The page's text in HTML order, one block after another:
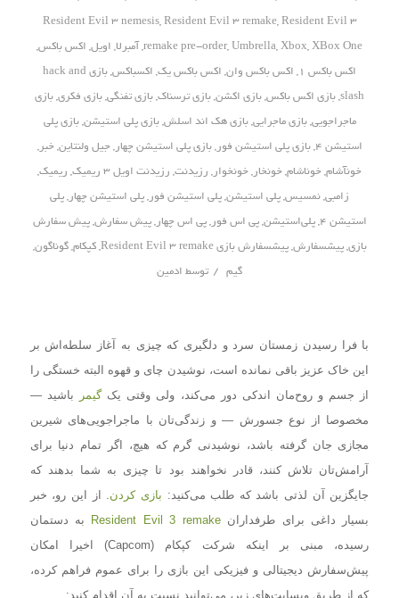
Resident Evil 3 nemesis,Resident Evil 3 remake,Resident Evil 3
remake pre-order,Umbrella,Xbox,XBox One
,آمبرلا, اویل, اکس باکس,
اکس باکس 1 , اکس باکس وان, اکس باکس یک, اکسباکس,
بازی hack and
slash
,بازی اکس باکس,بازی اکشن,بازی ترسناک,بازی تفنگی,بازی فکری,بازی
ماجراجویی,بازی ماجرایی,بازی هک اند اسلش,بازی پلی استیشن,بازی پلی
استیشن 4 ,بازی پلی استیشن فور,بازی پلی استیشن چهار,جیل ولنتاین,خبر,
خونآشام,خوناشام,خونخار,خونخوار, رزیدنت, رزیدنت اویل 3 ریمیک , ریمیک,
زامبی,نمسیس,پلی استیشن,پلی استیشن فور,پلی استیشن چهار,پلی‌
استیشن 4 ,پلی‌استیشن,پی اس فور,پی اس چهار,پیش سفارش,پیش سفارش
بازی,پیشسفارش,پیشسفارش بازی Resident Evil 3 remake ,کپکام,گوناگون,
گیم / توسط ادمین
با فرا رسیدن زمستان سرد و دلگیری که چیزی به آغاز سلطه‌اش بر
این خاک عزیز باقی نمانده است، نوشیدن چای و قهوه البته خستگی را
از جسم و روح‌مان اندکی دور می‌کند، ولی وقتی یکگیمر
باشید —
مخصوصا از نوع جسورش — و زندگی‌تان با ماجراجویی‌های شیرین
مجازی جان گرفته باشد، نوشیدنی گرم که هیچ، اگر تمام دنیا برای
آرامش‌تان تلاش کنند، قادر نخواهند بود تا چیزی به شما بدهند که
جایگزین آن لذتی باشد که طلب می‌کنید: بازی کردن. از این رو، خبر
بسیار داغی برای طرفدارانResident Evil 3 remake
به دستمان
رسیده، مبنی بر اینکه شرکت کپکام (Capcom) اخیرا امکان
پیش‌سفارش دیجیتالی و فیزیکی این بازی را برای عموم فراهم کرده،
که از طریق وبسایت‌های زیر، می‌توانید نسبت به آن اقدام کنید: